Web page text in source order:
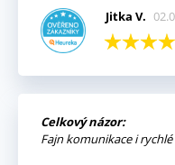
Jitka V.
Celkový názor:
Fajn komunikace i